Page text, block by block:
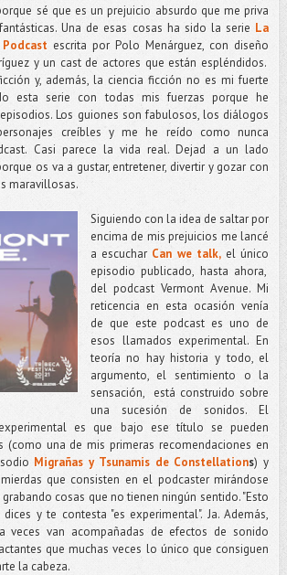
sé que es un prejuicio absurdo que me priva
Una de esas cosas ha sido la serie La
escrita por Polo Menárguez, con diseño
y un cast de actores que están espléndidos.
y, además, la ciencia ficción no es mi fuerte
esta serie con todas mis fuerzas porque he
Los guiones son fabulosos, los diálogos
creíbles y me he reído como nunca
Casi parece la vida real. Dejad a un lado
os va a gustar, entretener, divertir y gozar con
maravillosas.
Siguiendo con la idea de saltar por
encima de mis prejuicios me lancé
a escuchar Can we talk,el único
episodio publicado, hasta ahora,
del podcast Vermont Avenue. Mi
reticencia en esta ocasión venía
de que este podcast es uno de
esos llamados experimental. En
teoría no hay historia y todo, el
argumento, el sentimiento o la
sensación, está construido sobre
una sucesión de sonidos. El
es que bajo ese título se pueden
(como una de mis primeras recomendaciones en
Migrañas y Tsunamis de Constellations) y
que consisten en el podcaster mirándose
cosas que no tienen ningún sentido. "Esto
y te contesta "es experimental". Ja. Además,
veces van acompañadas de efectos de sonido
que muchas veces lo único que consiguen
la cabeza.